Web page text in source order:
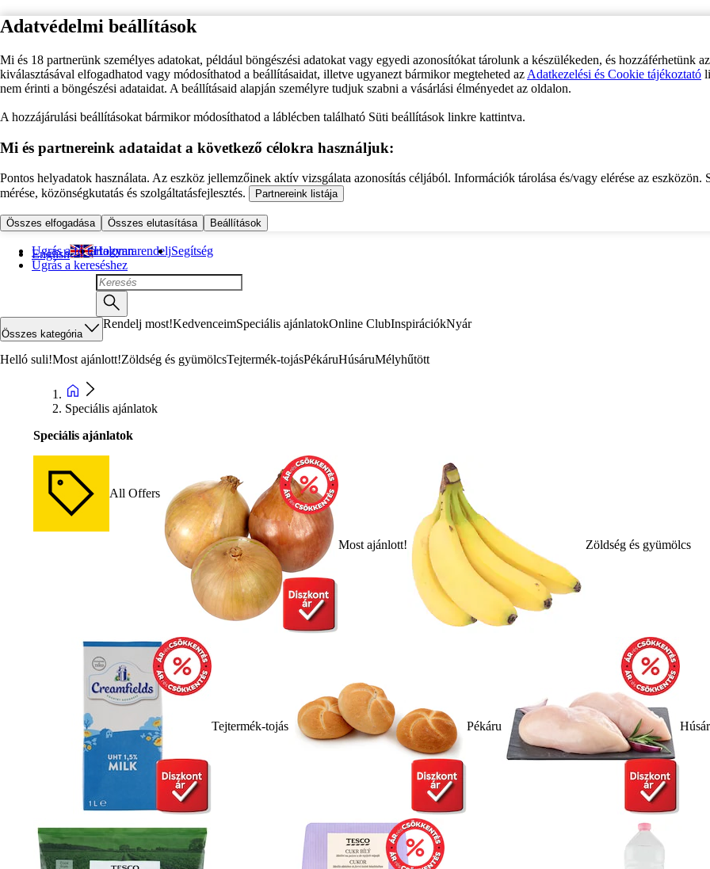
Adatvédelmi beállítások
Mi és 18 partnerünk személyes adatokat, például böngészési adatokat vagy egyedi azonosítókat tárolunk a készülékeden, és hozzáférhetünk
kiválasztásával elfogadhatod vagy módosíthatod a beállításaidat, illetve ugyanezt bármikor megteheted az Adatkezelési és Cookie tájékoztató
nem érinti a böngészési adataidat. A beállításaid alapján személyre tudjuk szabni a vásárlási élményedet az oldalon.
A hozzájárulási beállításokat bármikor módosíthatod a láblécben található Süti beállítások linkre kattintva.
Mi és partnereink adataidat a következő célokra használjuk:
Pontos helyadatok használata. Az eszköz jellemzőinek aktív vizsgálata azonosítás céljából. Információk tárolása és/vagy elérése az eszközön.
mérése, közönségkutatás és szolgáltatásfejlesztés.
Partnereink listája
Összes elfogadása Összes elutasítása Beállítások
Ugrás a fő tartalomra
Ugrás a kereséshez
English Hogyan rendeljSegítség
Összes kategória
Rendelj most!KedvenceimSpeciális ajánlatokOnline ClubInspirációkNyár
Helló suli!Most ajánlott!Zöldség és gyümölcsTejtermék-tojásPékáruHúsáruMélyhűtött
Speciális ajánlatok
Speciális ajánlatok
All Offers
Most ajánlott! Zöldség és gyümölcs
Tejtermék-tojás Pékáru